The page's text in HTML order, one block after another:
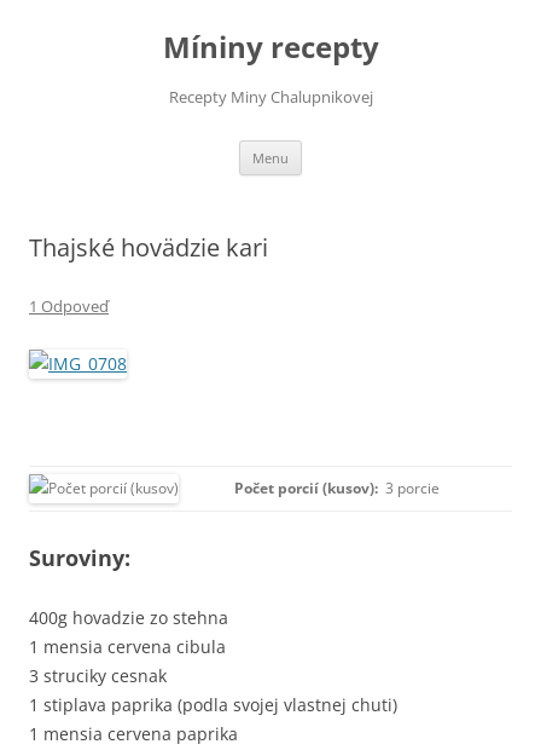
Míniny recepty
Recepty Miny Chalupnikovej
Menu
Thajské hovädzie kari
1 Odpoveď
Počet porcií (kusov): 3 porcie
Suroviny:
400g hovadzie zo stehna
1 mensia cervena cibula
3 struciky cesnak
1 stiplava paprika (podla svojej vlastnej chuti)
1 mensia cervena paprika